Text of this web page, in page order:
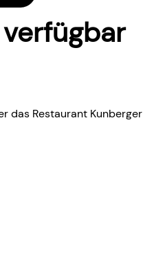
das Restaurant Kunberger